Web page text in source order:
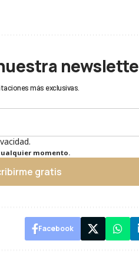
más exclusivas.
momento.
gratis
Facebook